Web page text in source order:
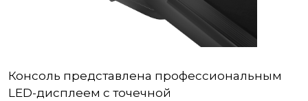
Консоль представлена профессиональным
LED-дисплеем с точечной